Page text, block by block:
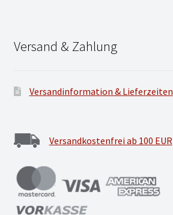
Versand & Zahlung
Versandinformation & Lieferzeiten
Versandkostenfrei ab 100 EUR